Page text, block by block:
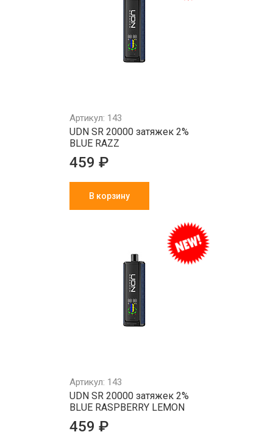
Артикул: 143
UDN SR 20000 затяжек 2%
BLUE RAZZ
459 ₽
В корзину
Артикул: 143
UDN SR 20000 затяжек 2%
BLUE RASPBERRY LEMON
459 ₽